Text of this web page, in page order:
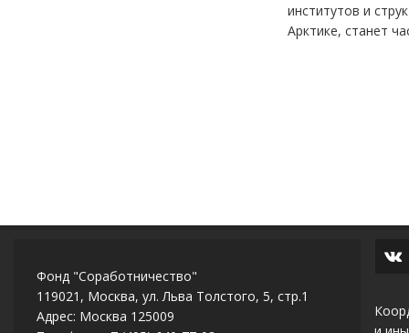
институтов и
Арктике, станет
Фонд "Соработничество"
119021, Москва, ул. Льва Толстого, 5, стр.1
Адрес: Москва 125009